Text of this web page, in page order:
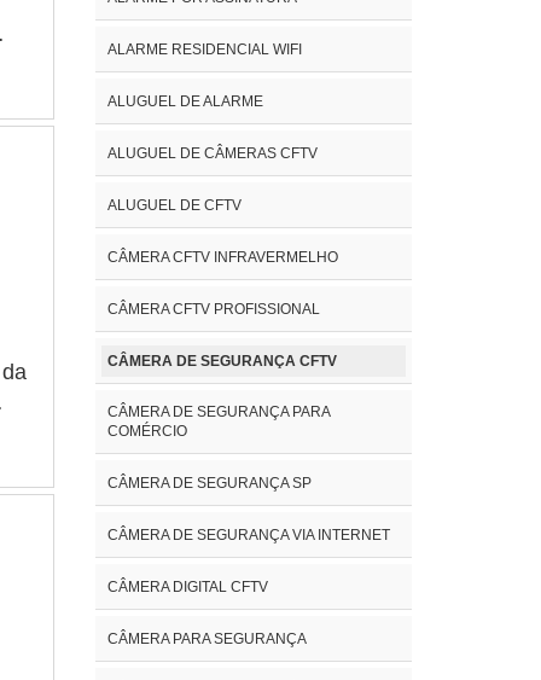
ALARME RESIDENCIAL WIFI
ALUGUEL DE ALARME
ALUGUEL DE CÂMERAS CFTV
ALUGUEL DE CFTV
CÂMERA CFTV INFRAVERMELHO
CÂMERA CFTV PROFISSIONAL
CÂMERA DE SEGURANÇA CFTV
CÂMERA DE SEGURANÇA PARA
COMÉRCIO
CÂMERA DE SEGURANÇA SP
CÂMERA DE SEGURANÇA VIA INTERNET
CÂMERA DIGITAL CFTV
CÂMERA PARA SEGURANÇA